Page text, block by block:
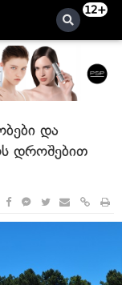
12+
და
დროშებით